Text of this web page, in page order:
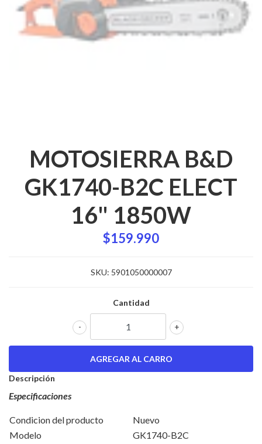
MOTOSIERRA B&D
GK1740-B2C ELECT
16" 1850W
$159.990
SKU: 5901050000007
Cantidad
+
-
Descripción
Especificaciones
Condicion del producto
Nuevo
Modelo
GK1740-B2C